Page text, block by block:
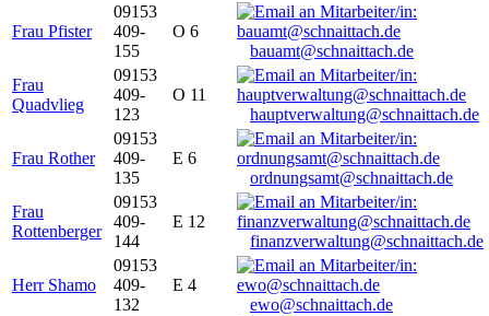
Frau Pfister
09153
409-
155
O 6
bauamt@schnaittach.de
Frau
Quadvlieg
09153
409-
123
O 11
hauptverwaltung@schnaittach.de
Frau Rother
09153
409-
135
E 6
ordnungsamt@schnaittach.de
Frau
Rottenberger
09153
409-
144
E 12
finanzverwaltung@schnaittach.de
Herr Shamo
09153
409-
132
E 4
ewo@schnaittach.de